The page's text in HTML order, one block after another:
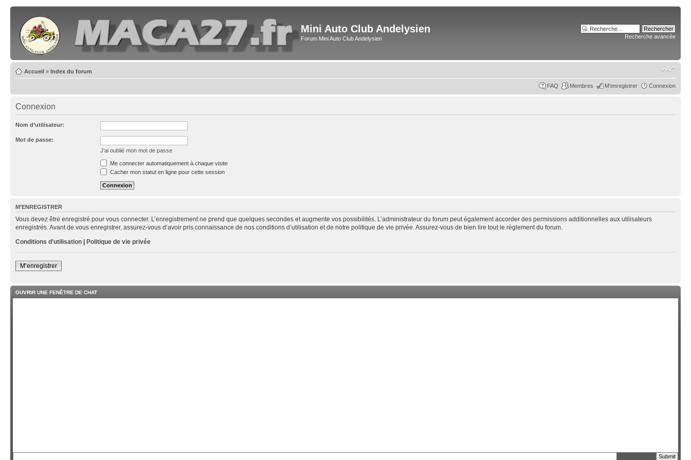
Mini Auto Club Andelysien
Forum Mini Auto Club Andelysien Recherche avancée
Accueil » Index du forum
FAQ Membres M’enregistrer Connexion
Connexion
Nom d’utilisateur:
Mot de passe:
J’ai oublié mon mot de passe
Me connecter automatiquement à chaque visite
Cacher mon statut en ligne pour cette session
M’ENREGISTRER
Vous devez être enregistré pour vous connecter. L’enregistrement ne prend que quelques secondes et augmente vos possibilités. L’administrateur du forum peut également accorder des permissions additionnelles aux utilisateurs
enregistrés. Avant de vous enregistrer, assurez-vous d’avoir pris connaissance de nos conditions d’utilisation et de notre politique de vie privée. Assurez-vous de bien lire tout le règlement du forum.
Conditions d’utilisation | Politique de vie privée
M’enregistrer
OUVRIR UNE FENÊTRE DE CHAT